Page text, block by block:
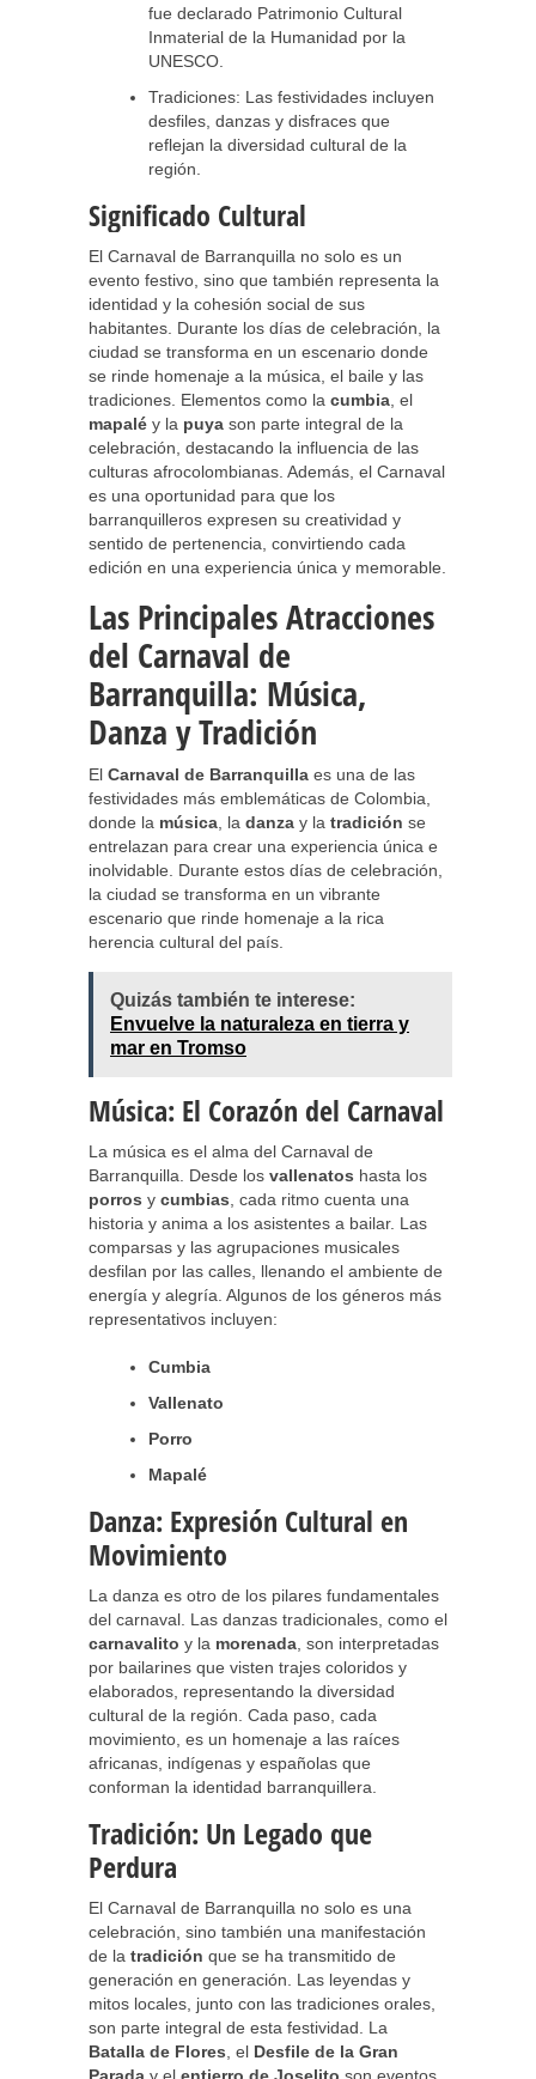
fue declarado Patrimonio Cultural
Inmaterial de la Humanidad por la
UNESCO.
Tradiciones: Las festividades incluyen
desfiles, danzas y disfraces que
reflejan la diversidad cultural de la
región.
Significado Cultural
El Carnaval de Barranquilla no solo es un
evento festivo, sino que también representa la
identidad y la cohesión social de sus
habitantes. Durante los días de celebración, la
ciudad se transforma en un escenario donde
se rinde homenaje a la música, el baile y las
tradiciones. Elementos como la cumbia , el
mapalé y la puya son parte integral de la
celebración, destacando la influencia de las
culturas afrocolombianas. Además, el Carnaval
es una oportunidad para que los
barranquilleros expresen su creatividad y
sentido de pertenencia, convirtiendo cada
edición en una experiencia única y memorable.
Las Principales Atracciones
del Carnaval de
Barranquilla: Música,
Danza y Tradición
El Carnaval de Barranquilla es una de las
festividades más emblemáticas de Colombia,
donde la música , la danza y la tradición se
entrelazan para crear una experiencia única e
inolvidable. Durante estos días de celebración,
la ciudad se transforma en un vibrante
escenario que rinde homenaje a la rica
herencia cultural del país.
Quizás también te interese:
Envuelve la naturaleza en tierra y
mar en Tromso
Música: El Corazón del Carnaval
La música es el alma del Carnaval de
Barranquilla. Desde los vallenatos hasta los
porros y cumbias , cada ritmo cuenta una
historia y anima a los asistentes a bailar. Las
comparsas y las agrupaciones musicales
desfilan por las calles, llenando el ambiente de
energía y alegría. Algunos de los géneros más
representativos incluyen:
Cumbia
Vallenato
Porro
Mapalé
Danza: Expresión Cultural en
Movimiento
La danza es otro de los pilares fundamentales
del carnaval. Las danzas tradicionales, como el
carnavalito y la morenada , son interpretadas
por bailarines que visten trajes coloridos y
elaborados, representando la diversidad
cultural de la región. Cada paso, cada
movimiento, es un homenaje a las raíces
africanas, indígenas y españolas que
conforman la identidad barranquillera.
Tradición: Un Legado que
Perdura
El Carnaval de Barranquilla no solo es una
celebración, sino también una manifestación
de la tradición que se ha transmitido de
generación en generación. Las leyendas y
mitos locales, junto con las tradiciones orales,
son parte integral de esta festividad. La
Batalla de Flores , el Desfile de la Gran